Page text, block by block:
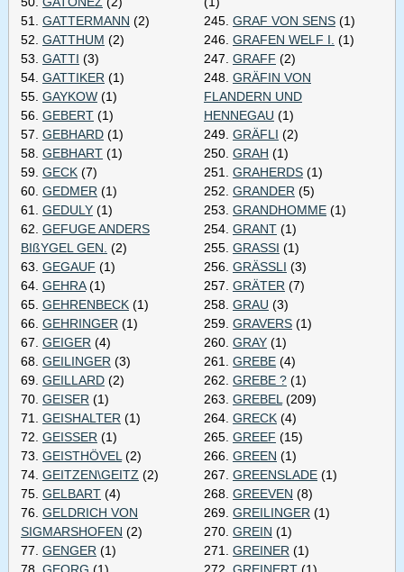
51. GATTERMANN (2)
52. GATTHUM (2)
53. GATTI (3)
54. GATTIKER (1)
55. GAYKOW (1)
56. GEBERT (1)
57. GEBHARD (1)
58. GEBHART (1)
59. GECK (7)
60. GEDMER (1)
61. GEDULY (1)
62. GEFUGE ANDERS
BIßYGEL GEN. (2)
63. GEGAUF (1)
64. GEHRA(1)
65. GEHRENBECK (1)
66. GEHRINGER (1)
67. GEIGER (4)
68. GEILINGER (3)
69. GEILLARD (2)
70. GEISER (1)
71. GEISHALTER (1)
72. GEISSER (1)
73. GEISTHÖVEL (2)
74. GEITZEN\GEITZ (2)
75. GELBART (4)
76. GELDRICH VON
SIGMARSHOFEN (2)
77. GENGER (1)
78. GEORG (1)
245. GRAF VON SENS (1)
246. GRAFEN WELF I. (1)
247. GRAFF (2)
248. GRÄFIN VON
FLANDERN UND
HENNEGAU (1)
249. GRÄFLI (2)
250. GRAH (1)
251. GRAHERDS (1)
252. GRANDER (5)
253. GRANDHOMME (1)
254. GRANT (1)
255. GRASSI (1)
256. GRÄSSLI (3)
257. GRÄTER (7)
258. GRAU (3)
259. GRAVERS (1)
260. GRAY (1)
261. GREBE (4)
262. GREBE ? (1)
263. GREBEL (209)
264. GRECK (4)
265. GREEF (15)
266. GREEN (1)
267. GREENSLADE (1)
268. GREEVEN (8)
269. GREILINGER (1)
270. GREIN (1)
271. GREINER (1)
272. GREINERT (1)